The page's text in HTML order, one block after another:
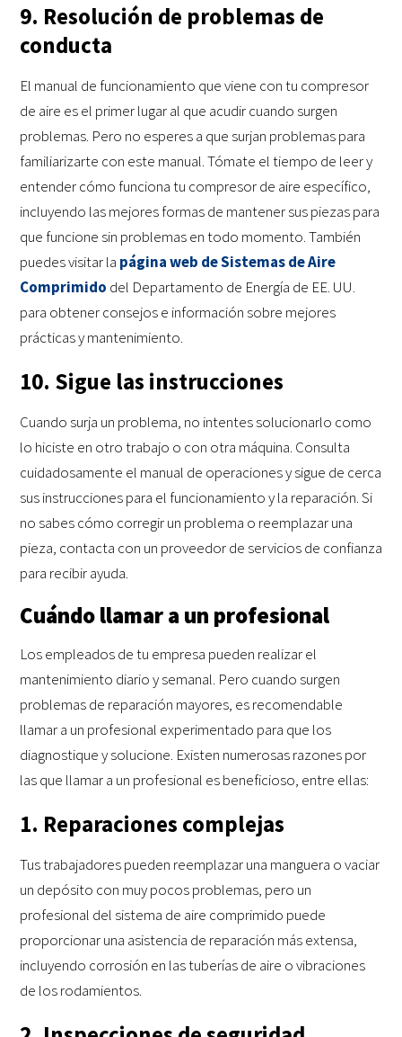
9. Resolución de problemas de
conducta
El manual de funcionamiento que viene con tu compresor
de aire es el primer lugar al que acudir cuando surgen
problemas. Pero no esperes a que surjan problemas para
familiarizarte con este manual. Tómate el tiempo de leer y
entender cómo funciona tu compresor de aire específico,
incluyendo las mejores formas de mantener sus piezas para
que funcione sin problemas en todo momento. También
puedes visitar la página web de Sistemas de Aire
Comprimido del Departamento de Energía de EE. UU.
para obtener consejos e información sobre mejores
prácticas y mantenimiento.
10. Sigue las instrucciones
Cuando surja un problema, no intentes solucionarlo como
lo hiciste en otro trabajo o con otra máquina. Consulta
cuidadosamente el manual de operaciones y sigue de cerca
sus instrucciones para el funcionamiento y la reparación. Si
no sabes cómo corregir un problema o reemplazar una
pieza, contacta con un proveedor de servicios de confianza
para recibir ayuda.
Cuándo llamar a un profesional
Los empleados de tu empresa pueden realizar el
mantenimiento diario y semanal. Pero cuando surgen
problemas de reparación mayores, es recomendable
llamar a un profesional experimentado para que los
diagnostique y solucione. Existen numerosas razones por
las que llamar a un profesional es beneficioso, entre ellas:
1. Reparaciones complejas
Tus trabajadores pueden reemplazar una manguera o vaciar
un depósito con muy pocos problemas, pero un
profesional del sistema de aire comprimido puede
proporcionar una asistencia de reparación más extensa,
incluyendo corrosión en las tuberías de aire o vibraciones
de los rodamientos.